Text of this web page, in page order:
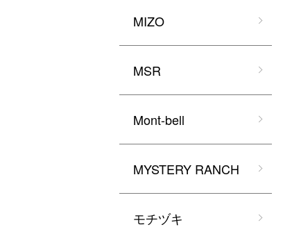
MIZO
MSR
Mont-bell
MYSTERY RANCH
モチヅキ